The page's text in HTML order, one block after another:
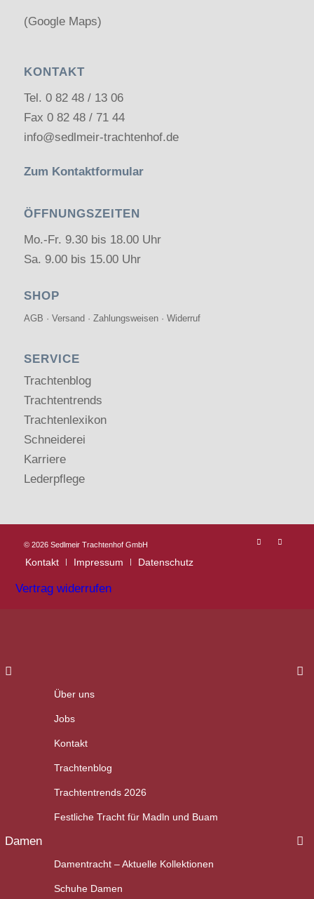
(Google Maps)
KONTAKT
Tel. 0 82 48 / 13 06
Fax 0 82 48 / 71 44
info@sedlmeir-trachtenhof.de
Zum Kontaktformular
ÖFFNUNGSZEITEN
Mo.-Fr. 9.30 bis 18.00 Uhr
Sa. 9.00 bis 15.00 Uhr
SHOP
AGB · Versand · Zahlungsweisen· Widerruf
SERVICE
Trachtenblog
Trachtentrends
Trachtenlexikon
Schneiderei
Karriere
Lederpflege
© 2026 Sedlmeir Trachtenhof GmbH
Kontakt Impressum Datenschutz
Vertrag widerrufen
Über uns
Jobs
Kontakt
Trachtenblog
Trachtentrends 2026
Festliche Tracht für Madln und Buam
Damen
Damentracht – Aktuelle Kollektionen
Schuhe Damen